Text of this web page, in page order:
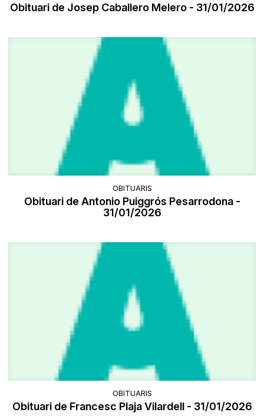
Obituari de Josep Caballero Melero - 31/01/2026
OBITUARIS
Obituari de Antonio Puiggrós Pesarrodona -
31/01/2026
OBITUARIS
Obituari de Francesc Plaja Vilardell - 31/01/2026